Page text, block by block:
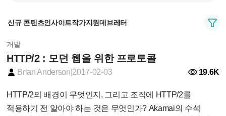
신규 콘텐츠인사이트작가지원데브레터
개발
HTTP/2 : 모던 웹을 위한 프로토콜
Brian Anderson 2017-02-03 19.6K
HTTP/2의 배경이 무엇인지, 그리고 조직에 HTTP/2를
적용하기 전 알아야 하는 것은 무엇인가? Akamai의 수석